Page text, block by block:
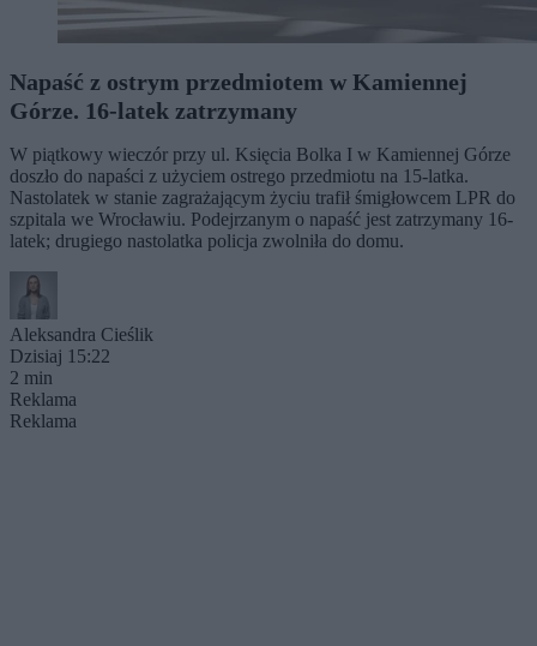
Napaść z ostrym przedmiotem w Kamiennej
Górze. 16-latek zatrzymany
W piątkowy wieczór przy ul. Księcia Bolka I w Kamiennej Górze
doszło do napaści z użyciem ostrego przedmiotu na 15-latka.
Nastolatek w stanie zagrażającym życiu trafił śmigłowcem LPR do
szpitala we Wrocławiu. Podejrzanym o napaść jest zatrzymany 16-
latek; drugiego nastolatka policja zwolniła do domu.
Aleksandra Cieślik
Dzisiaj 15:22
2 min
Reklama
Reklama